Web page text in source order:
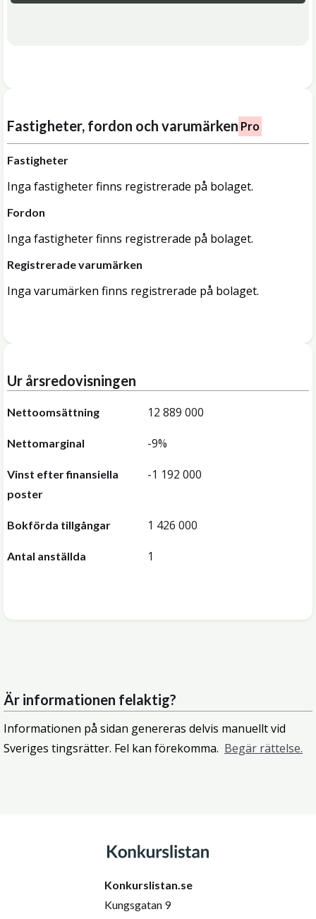
Fastigheter, fordon och varumärken Pro
Fastigheter
Inga fastigheter finns registrerade på bolaget.
Fordon
Inga fastigheter finns registrerade på bolaget.
Registrerade varumärken
Inga varumärken finns registrerade på bolaget.
Ur årsredovisningen
Nettoomsättning 12 889 000
Nettomarginal -9%
Vinst efter finansiella
poster
-1 192 000
Bokförda tillgångar 1 426 000
Antal anställda 1
Är informationen felaktig?
Informationen på sidan genereras delvis manuellt vid
Sveriges tingsrätter. Fel kan förekomma. Begär rättelse.
Konkurslistan.se
Kungsgatan 9